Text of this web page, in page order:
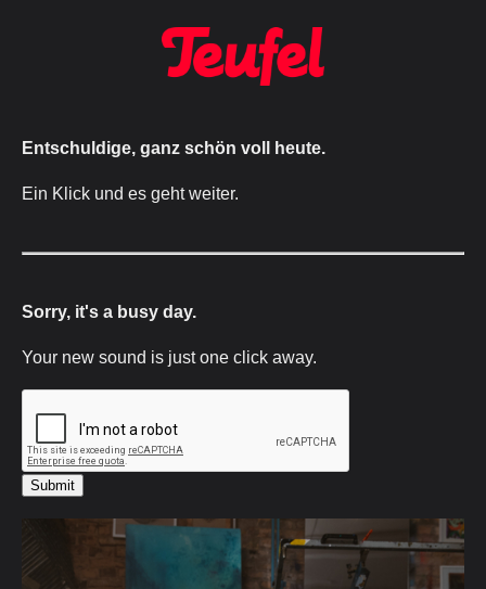
Entschuldige, ganz schön voll heute.
Ein Klick und es geht weiter.
Sorry, it's a busy day.
Your new sound is just one click away.